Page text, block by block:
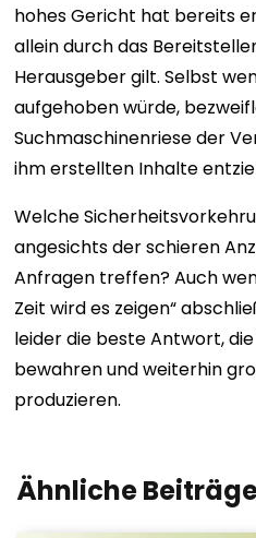
hohes Gericht hat bereits
allein durch das
Herausgeber gilt. Selbst
aufgehoben würde,
Suchmaschinenriese der
ihm erstellten Inhalte
Welche
angesichts der schieren
Anfragen treffen? Auch
Zeit wird es zeigen“
leider die beste Antwort,
bewahren und weiterhin
produzieren.
Ähnliche